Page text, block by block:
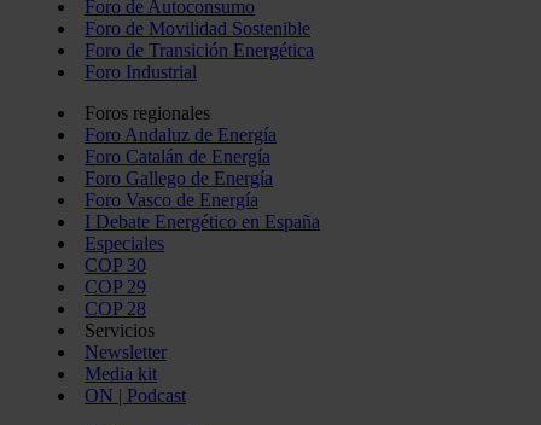
Foro de Autoconsumo
Foro de Movilidad Sostenible
Foro de Transición Energética
Foro Industrial
Foros regionales
Foro Andaluz de Energía
Foro Catalán de Energía
Foro Gallego de Energía
Foro Vasco de Energía
I Debate Energético en España
Especiales
COP 30
COP 29
COP 28
Servicios
Newsletter
Media kit
ON | Podcast